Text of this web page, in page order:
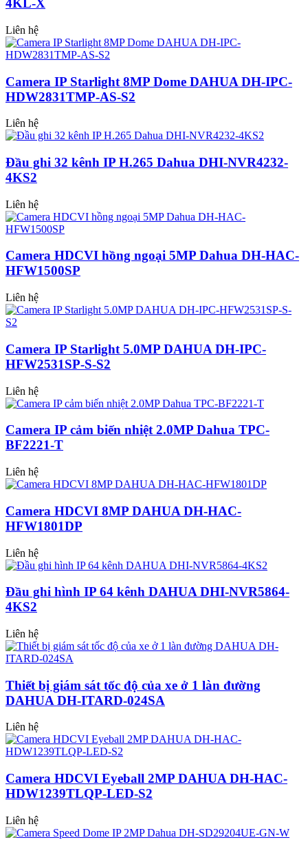
4KL-X
Liên hệ
Camera IP Starlight 8MP Dome DAHUA DH-IPC-
HDW2831TMP-AS-S2
Liên hệ
Đầu ghi 32 kênh IP H.265 Dahua DHI-NVR4232-
4KS2
Liên hệ
Camera HDCVI hồng ngoại 5MP Dahua DH-HAC-
HFW1500SP
Liên hệ
Camera IP Starlight 5.0MP DAHUA DH-IPC-
HFW2531SP-S-S2
Liên hệ
Camera IP cảm biến nhiệt 2.0MP Dahua TPC-
BF2221-T
Liên hệ
Camera HDCVI 8MP DAHUA DH-HAC-
HFW1801DP
Liên hệ
Đầu ghi hình IP 64 kênh DAHUA DHI-NVR5864-
4KS2
Liên hệ
Thiết bị giám sát tốc độ của xe ở 1 làn đường
DAHUA DH-ITARD-024SA
Liên hệ
Camera HDCVI Eyeball 2MP DAHUA DH-HAC-
HDW1239TLQP-LED-S2
Liên hệ